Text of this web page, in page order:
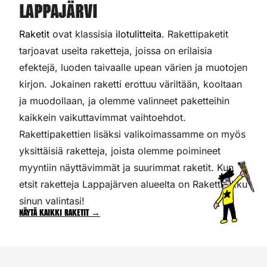
Lappajärvi
Raketit ovat klassisia ilotulitteita. Rakettipaketit
tarjoavat useita raketteja, joissa on erilaisia
efektejä, luoden taivaalle upean värien ja muotojen
kirjon. Jokainen raketti erottuu väriltään, kooltaan
ja muodollaan, ja olemme valinneet paketteihin
kaikkein vaikuttavimmat vaihtoehdot.
Rakettipakettien lisäksi valikoimassamme on myös
yksittäisiä raketteja, joista olemme poimineet
myyntiin näyttävimmät ja suurimmat raketit. Kun
etsit raketteja Lappajärven alueelta on Rakettitukku
sinun valintasi!
Näytä kaikki raketit →